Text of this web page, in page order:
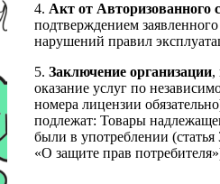
4. Акт от Авторизованного
подтверждением
нарушений правил
5. Заключение организации,
оказание услуг по
номера лицензии
подлежат: Товары
были в употреблении
«О защите прав